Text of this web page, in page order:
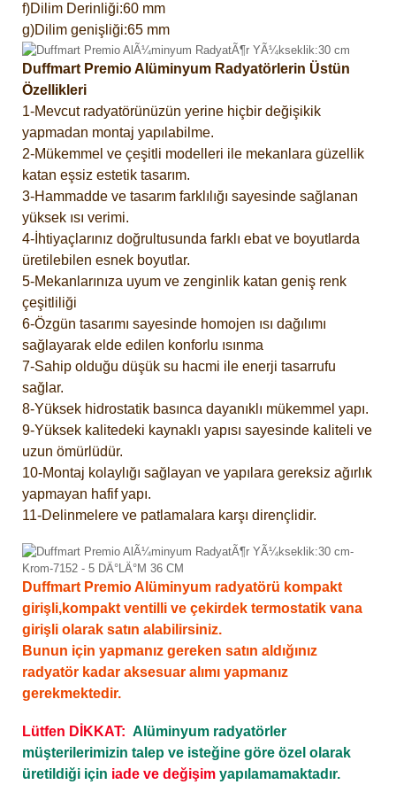
f)Dilim Derinliği:60 mm
g)Dilim genişliği:65 mm
Duffmart Premio Alüminyum Radyatörlerin Üstün
Özellikleri
1-Mevcut radyatörünüzün yerine hiçbir değişikik
yapmadan montaj yapılabilme.
2-Mükemmel ve çeşitli modelleri ile mekanlara güzellik
katan eşsiz estetik tasarım.
3-Hammadde ve tasarım farklılığı sayesinde sağlanan
yüksek ısı verimi.
4-İhtiyaçlarınız doğrultusunda farklı ebat ve boyutlarda
üretilebilen esnek boyutlar.
5-Mekanlarınıza uyum ve zenginlik katan geniş renk
çeşitliliği
6-Özgün tasarımı sayesinde homojen ısı dağılımı
sağlayarak elde edilen konforlu ısınma
7-Sahip olduğu düşük su hacmi ile enerji tasarrufu
sağlar.
8-Yüksek hidrostatik basınca dayanıklı mükemmel yapı.
9-Yüksek kalitedeki kaynaklı yapısı sayesinde kaliteli ve
uzun ömürlüdür.
10-Montaj kolaylığı sağlayan ve yapılara gereksiz ağırlık
yapmayan hafif yapı.
11-Delinmelere ve patlamalara karşı dirençlidir.
Duffmart Premio Alüminyum radyatörü kompakt
girişli,kompakt ventilli ve çekirdek termostatik vana
girişli olarak satın alabilirsiniz.
Bunun için yapmanız gereken satın aldığınız
radyatör kadar aksesuar alımı yapmanız
gerekmektedir.
Lütfen DİKKAT: Alüminyum radyatörler
müşterilerimizin talep ve isteğine göre özel olarak
üretildiği için iade ve değişim yapılamamaktadır.